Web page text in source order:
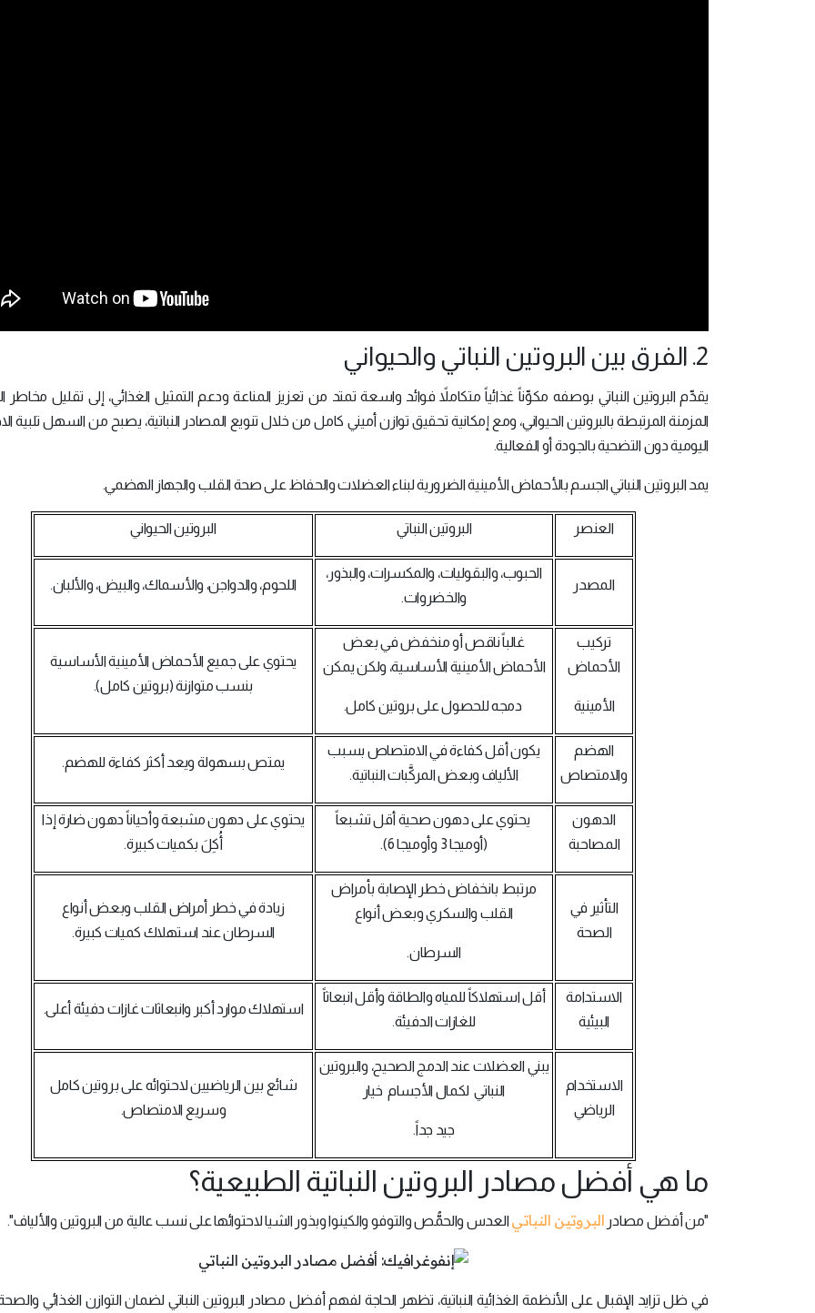
2. الفرق بين البروتين النباتي والحيواني
يقدِّم البروتين النباتي بوصفه مكوِّناً غذائياً متكاملاً فوائد واسعة تمتد من تعزيز المناعة ودعم التمثيل الغذائي، إلى تقليل مخاطر
المزمنة المرتبطة بالبروتين الحيواني، ومع إمكانية تحقيق توازن أميني كامل من خلال تنويع المصادر النباتية، يصبح من السهل تلبية
اليومية دون التضحية بالجودة أو الفعالية.
يمد البروتين النباتي الجسم بالأحماض الأمينية الضرورية لبناء العضلات والحفاظ على صحة القلب والجهاز الهضمي.
العنصر البروتين النباتي البروتين الحيواني
المصدر
الحبوب، والبقوليات، والمكسرات، والبذور،
والخضروات.
اللحوم، والدواجن، والأسماك، والبيض، والألبان.
تركيب
الأحماض
الأمينية
غالباً ناقص أو منخفض في بعض
الأحماض الأمينية الأساسية، ولكن يمكن
دمجه للحصول على بروتين كامل.
يحتوي على جميع الأحماض الأمينية الأساسية
بنسب متوازنة (بروتين كامل).
الهضم
والامتصاص
يكون أقل كفاءة في الامتصاص بسبب
الألياف وبعض المركَّبات النباتية.
يمتص بسهولة ويعد أكثر كفاءة للهضم.
الدهون
المصاحبة
يحتوي على دهون صحية أقل تشبعاً
(أوميجا 3 وأوميجا 6).
يحتوي على دهون مشبعة وأحياناً دهون ضارة إذا
أُكِلَ بكميات كبيرة.
التأثير في
الصحة
مرتبط بانخفاض خطر الإصابة بأمراض
القلب والسكري وبعض أنواع
السرطان.
زيادة في خطر أمراض القلب وبعض أنواع
السرطان عند استهلاك كميات كبيرة.
الاستدامة
البيئية
أقل استهلاكاً للمياه والطاقة وأقل انبعاثاً
للغازات الدفيئة.
استهلاك موارد أكبر وانبعاثات غازات دفيئة أعلى.
الاستخدام
الرياضي
يبني العضلات عند الدمج الصحيح، والبروتين
النباتي لكمال الأجسام خيار
جيد جداً.
شائع بين الرياضيين لاحتوائه على بروتين كامل
وسريع الامتصاص.
ما هي أفضل مصادر البروتين النباتية الطبيعية؟
"من أفضل مصادر البروتين النباتي العدس والحمُّص والتوفو والكينوا وبذور الشيا لاحتوائها على نسب عالية من البروتين والألياف".
في ظل تزايد الإقبال على الأنظمة الغذائية النباتية، تظهر الحاجة لفهم أفضل مصادر البروتين النباتي لضمان التوازن الغذائي والصحة